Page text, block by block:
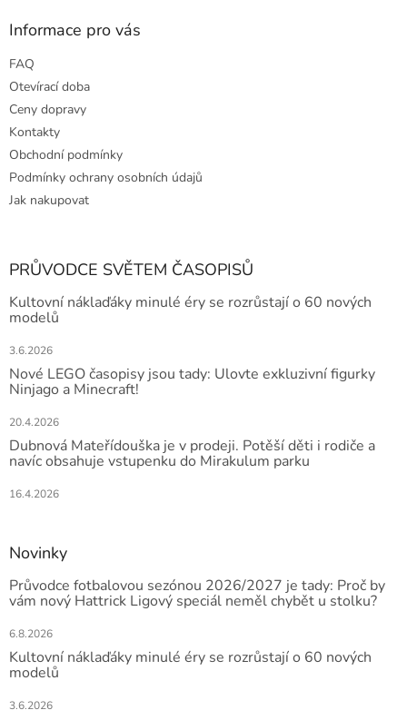
Informace pro vás
FAQ
Otevírací doba
Ceny dopravy
Kontakty
Obchodní podmínky
Podmínky ochrany osobních údajů
Jak nakupovat
PRŮVODCE SVĚTEM ČASOPISŮ
Kultovní náklaďáky minulé éry se rozrůstají o 60 nových
modelů
3.6.2026
Nové LEGO časopisy jsou tady: Ulovte exkluzivní figurky
Ninjago a Minecraft!
20.4.2026
Dubnová Mateřídouška je v prodeji. Potěší děti i rodiče a
navíc obsahuje vstupenku do Mirakulum parku
16.4.2026
Novinky
Průvodce fotbalovou sezónou 2026/2027 je tady: Proč by
vám nový Hattrick Ligový speciál neměl chybět u stolku?
6.8.2026
Kultovní náklaďáky minulé éry se rozrůstají o 60 nových
modelů
3.6.2026